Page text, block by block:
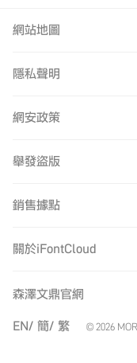
網站地圖
隱私聲明
網安政策
舉發盜版
銷售據點
關於iFontCloud
森澤文鼎官網
EN/ 簡/ 繁 © 2026